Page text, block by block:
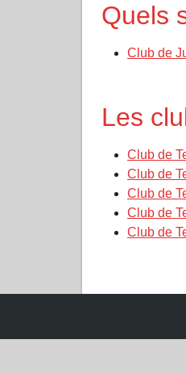
Quels
Club de
Les
Club de
Club de
Club de
Club de
Club de